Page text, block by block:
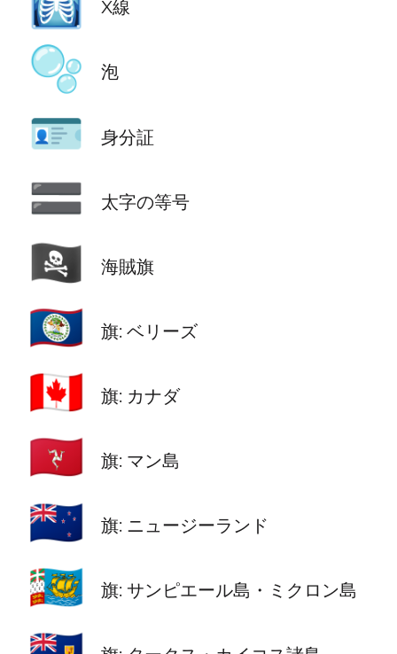
X線
🫧 泡
🪪 身分証
🟰 太字の等号
🏴‍☠️ 海賊旗
🇧🇿 旗: ベリーズ
🇨🇦 旗: カナダ
🇮🇲 旗: マン島
🇳🇿 旗: ニュージーランド
🇵🇲 旗: サンピエール島・ミクロン島